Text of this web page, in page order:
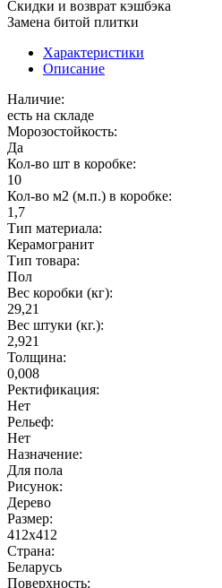
Скидки и возврат кэшбэка
Замена битой плитки
Характеристики
Описание
Наличие:
есть на складе
Морозостойкость:
Да
Кол-во шт в коробке:
10
Кол-во м2 (м.п.) в коробке:
1,7
Тип материала:
Керамогранит
Тип товара:
Пол
Вес коробки (кг):
29,21
Вес штуки (кг.):
2,921
Толщина:
0,008
Ректификация:
Нет
Рельеф:
Нет
Назначение:
Для пола
Рисунок:
Дерево
Размер:
412x412
Страна:
Беларусь
Поверхность: